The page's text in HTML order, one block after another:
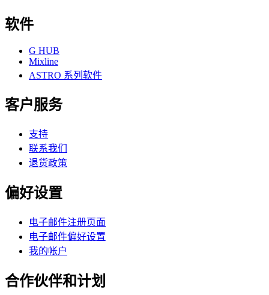
软件
G HUB
Mixline
ASTRO 系列软件
客户服务
支持
联系我们
退货政策
偏好设置
电子邮件注册页面
电子邮件偏好设置
我的帐户
合作伙伴和计划